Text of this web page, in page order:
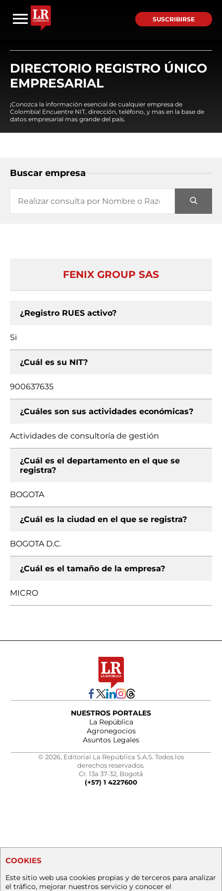
SUSCRIBIRSE
DIRECTORIO REGISTRO ÚNICO
EMPRESARIAL
¡Conozca la información esencial de cualquier empresa de
Colombia! Encuentre NIT, dirección, teléfono, y mas en la base de
datos empresarial mas grande del país.
Buscar empresa
FENIX GROUP SAS
¿Registro RUES activo?
Si
¿Cuál es su NIT?
900637635
¿Cuáles son sus actividades económicas?
Actividades de consultoría de gestión
¿Cuál es el departamento en el que se
registra?
BOGOTA
¿Cuál es la ciudad en el que se registra?
BOGOTA D.C.
¿Cuál es el tamaño de la empresa?
MICRO
NUESTROS PORTALES
La República
Agronegocios
Asuntos Legales
© 2026, Editorial La República S.A.S. Todos los
derechos reservados.
Cr. 13a 37-32, Bogotá
(+57) 1 4227600
COOKIES
Este sitio web usa cookies propias y de terceros para analizar
el tráfico, mejorar nuestros servicio y conocer el